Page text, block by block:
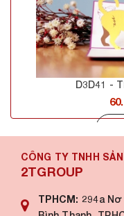
D3D41 -
CÔNG TY TNHH
2TGROUP
TPHCM: 294a